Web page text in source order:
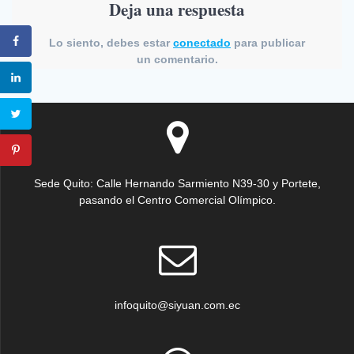
Deja una respuesta
Lo siento, debes estar conectado para publicar
un comentario.
Sede Quito: Calle Hernando Sarmiento N39-30 y Portete,
pasando el Centro Comercial Olímpico.
infoquito@siyuan.com.ec